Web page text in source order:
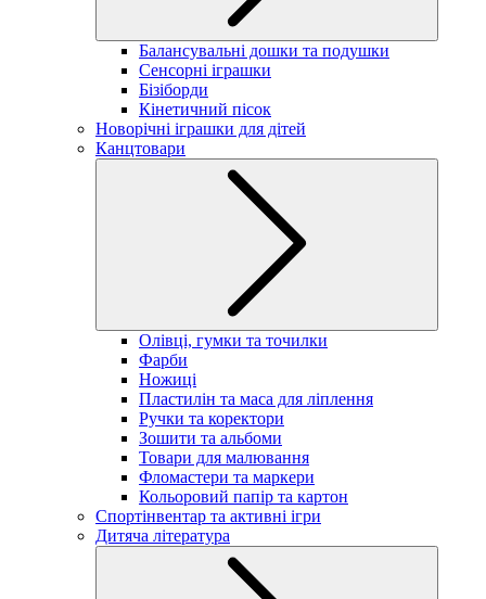
Балансувальні дошки та подушки
Сенсорні іграшки
Бізіборди
Кінетичний пісок
Новорічні іграшки для дітей
Канцтовари
Олівці, гумки та точилки
Фарби
Ножиці
Пластилін та маса для ліплення
Ручки та коректори
Зошити та альбоми
Товари для малювання
Фломастери та маркери
Кольоровий папір та картон
Спортінвентар та активні ігри
Дитяча література